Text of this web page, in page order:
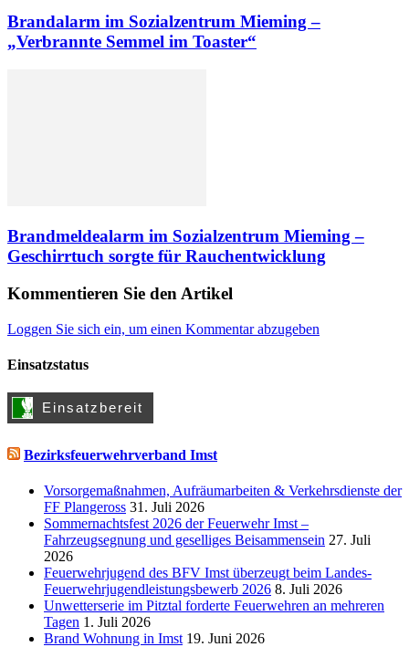
Brandalarm im Sozialzentrum Mieming –
„Verbrannte Semmel im Toaster“
Brandmeldealarm im Sozialzentrum Mieming –
Geschirrtuch sorgte für Rauchentwicklung
Kommentieren Sie den Artikel
Loggen Sie sich ein, um einen Kommentar abzugeben
Einsatzstatus
Bezirksfeuerwehrverband Imst
Vorsorgemaßnahmen, Aufräumarbeiten & Verkehrsdienste der
FF Plangeross 31. Juli 2026
Sommernachtsfest 2026 der Feuerwehr Imst –
Fahrzeugsegnung und geselliges Beisammensein 27. Juli
2026
Feuerwehrjugend des BFV Imst überzeugt beim Landes-
Feuerwehrjugendleistungsbewerb 2026 8. Juli 2026
Unwetterserie im Pitztal forderte Feuerwehren an mehreren
Tagen 1. Juli 2026
Brand Wohnung in Imst 19. Juni 2026